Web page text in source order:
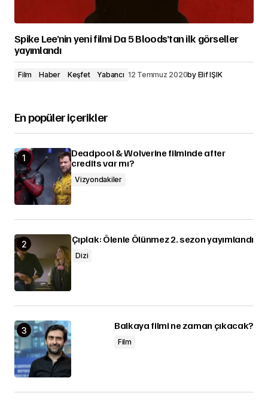
Spike Lee’nin yeni filmi Da 5 Bloods’tan ilk görseller
yayımlandı
Film Haber Keşfet Yabancı 12 Temmuz 2020by Elif IŞIK
En popüler içerikler
Deadpool & Wolverine filminde after
credits var mı?
Vizyondakiler
Çıplak: Ölenle Ölünmez 2. sezon yayımlandı
Dizi
Balkaya filmi ne zaman çıkacak?
Film